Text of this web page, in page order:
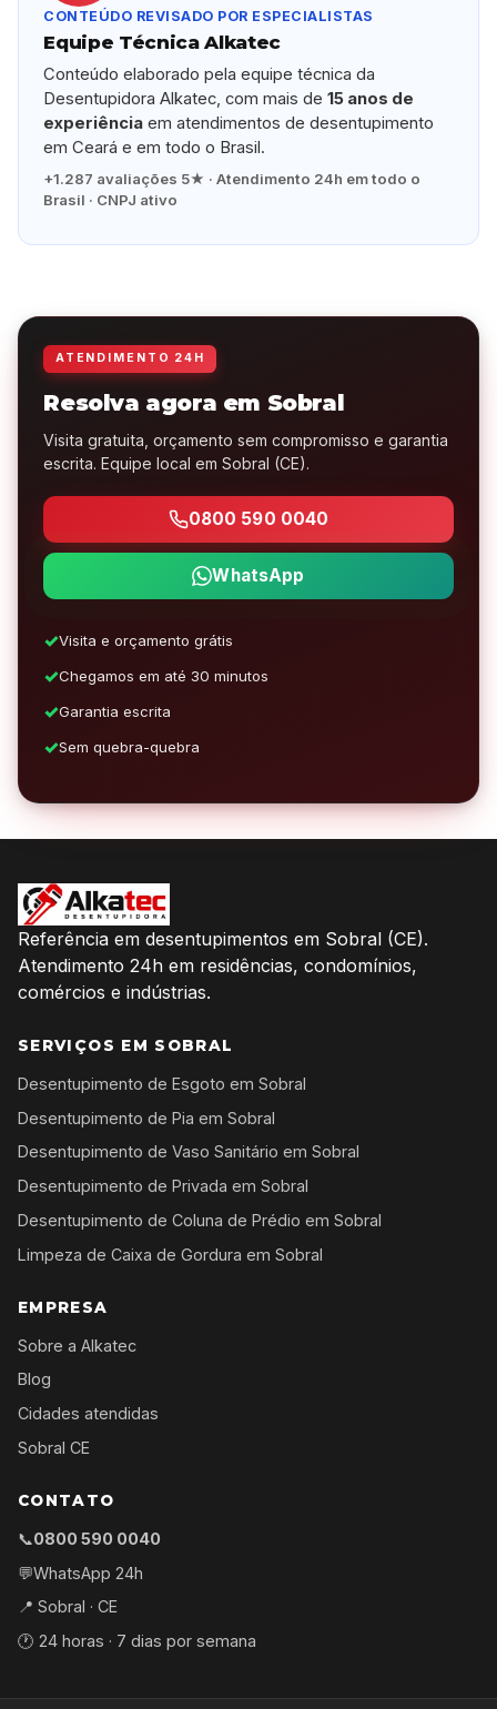
CONTEÚDO REVISADO POR ESPECIALISTAS
Equipe Técnica Alkatec
Conteúdo elaborado pela equipe técnica da
Desentupidora Alkatec, com mais de15 anos de
experiência em atendimentos de desentupimento
em Ceará e em todo o Brasil.
+1.287 avaliações 5★ · Atendimento 24h em todo o
Brasil · CNPJ ativo
ATENDIMENTO 24H
Resolva agora em Sobral
Visita gratuita, orçamento sem compromisso e garantia
escrita. Equipe local em Sobral (CE).
0800 590 0040
WhatsApp
Visita e orçamento grátis
Chegamos em até 30 minutos
Garantia escrita
Sem quebra-quebra
Referência em desentupimentos em Sobral (CE).
Atendimento 24h em residências, condomínios,
comércios e indústrias.
SERVIÇOS EM SOBRAL
Desentupimento de Esgoto em Sobral
Desentupimento de Pia em Sobral
Desentupimento de Vaso Sanitário em Sobral
Desentupimento de Privada em Sobral
Desentupimento de Coluna de Prédio em Sobral
Limpeza de Caixa de Gordura em Sobral
EMPRESA
Sobre a Alkatec
Blog
Cidades atendidas
Sobral CE
CONTATO
📞0800 590 0040
💬WhatsApp 24h
📍 Sobral · CE
🕐 24 horas · 7 dias por semana